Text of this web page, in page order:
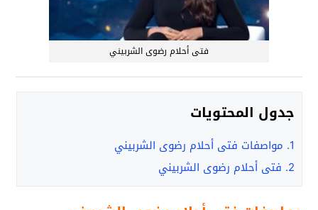
فتى أحلام رضوى الشربيني
جدول المحتويات
1. مواصفات فتى أحلام رضوى الشربيني
2. فتى أحلام رضوى الشربيني